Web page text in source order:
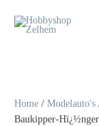
naar
Home / Modelauto's
Baukipper-